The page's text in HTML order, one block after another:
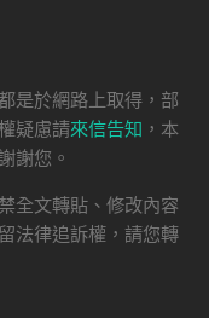
是於網路上取得，部
疑慮請來信告知 ，本
謝您。
全文轉貼、修改內容
法律追訴權，請您轉